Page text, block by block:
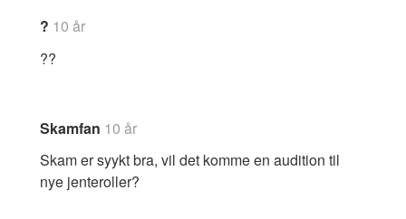
? 10 år
??
Skamfan 10 år
Skam er syykt bra, vil det komme en audition til
nye jenteroller?